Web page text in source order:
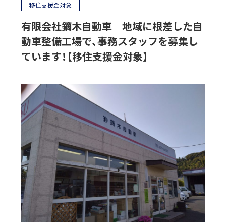
移住支援金対象
有限会社鏑木自動車 地域に根差した自
動車整備工場で、事務スタッフを募集し
ています！【移住支援金対象】